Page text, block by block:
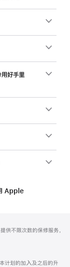
用好手里
Apple
不限次数的保修服务，
计划的加⼊及之后的升